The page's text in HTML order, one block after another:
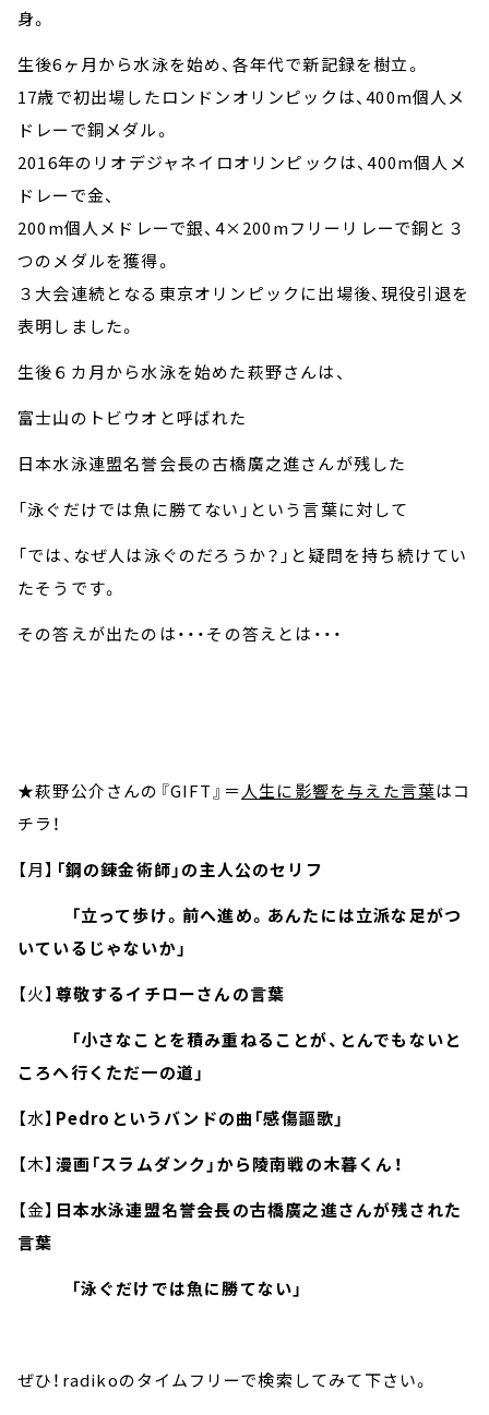
身。
生後6ヶ月から水泳を始め、各年代で新記録を樹立。
17歳で初出場したロンドンオリンピックは、400m個人メ
ドレーで銅メダル。
2016年のリオデジャネイロオリンピックは、400m個人メ
ドレーで金、
200m個人メドレーで銀、4×200mフリーリレーで銅と３
つのメダルを獲得。
３大会連続となる東京オリンピックに出場後、現役引退を
表明しました。
生後６カ月から水泳を始めた萩野さんは、
富士山のトビウオと呼ばれた
日本水泳連盟名誉会長の古橋廣之進さんが残した
「泳ぐだけでは魚に勝てない」という言葉に対して
「では、なぜ人は泳ぐのだろうか？」と疑問を持ち続けてい
たそうです。
その答えが出たのは・・・その答えとは・・・
★萩野公介さんの『GIFT』＝ 人生に影響を与えた言葉はコ
チラ！
【月】 「鋼の錬金術師」の主人公のセリフ
「立って歩け。前へ進め。あんたには立派な足がつ
いているじゃないか」
【火】 尊敬するイチローさんの言葉
「小さなことを積み重ねることが、とんでもないと
ころへ行くただ一の道」
【水】 Pedroというバンドの曲「感傷謳歌」
【木】 漫画「スラムダンク」から陵南戦の木暮くん！
【金】 日本水泳連盟名誉会長の古橋廣之進さんが残された
言葉
「泳ぐだけでは魚に勝てない」
ぜひ！radikoのタイムフリーで検索してみて下さい。